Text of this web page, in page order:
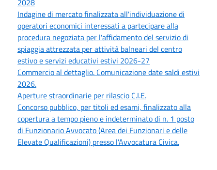
Indagine di mercato finalizzata all'individuazione di
operatori economici interessati a partecipare alla
procedura negoziata per l'affidamento del servizio di
spiaggia attrezzata per attività balneari del centro
estivo e servizi educativi estivi 2026-27
Commercio al dettaglio. Comunicazione date saldi estivi
2026.
Aperture straordinarie per rilascio C.I.E.
Concorso pubblico, per titoli ed esami, finalizzato alla
copertura a tempo pieno e indeterminato di n. 1 posto
di Funzionario Avvocato (Area dei Funzionari e delle
Elevate Qualificazioni) presso l'Avvocatura Civica.